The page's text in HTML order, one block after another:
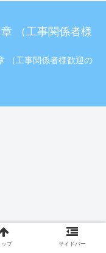
（工事関係者様
（工事関係者様歓迎の
ップ サイドバー